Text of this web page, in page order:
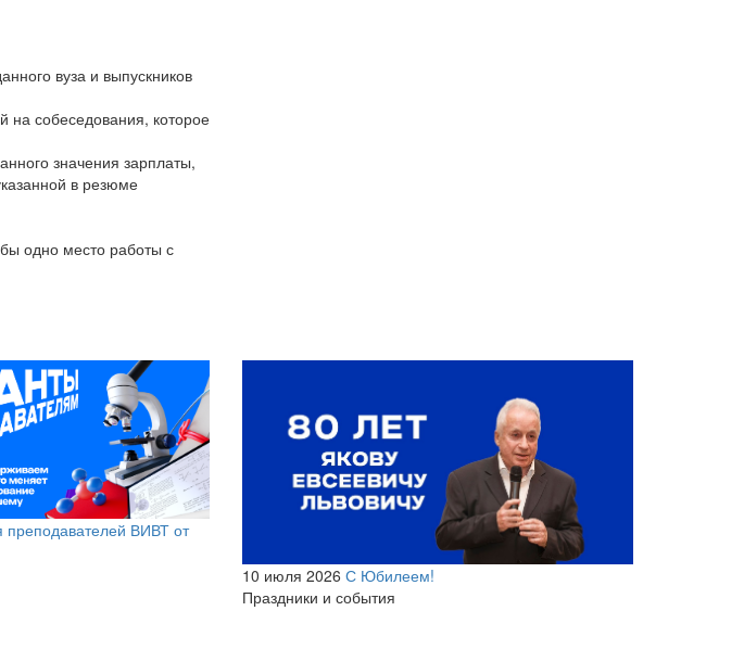
вуза и выпускников
на собеседования, которое
значения зарплаты,
в резюме
одно место работы с
преподавателей ВИВТ от
10 июля 2026 С Юбилеем!
Праздники и события